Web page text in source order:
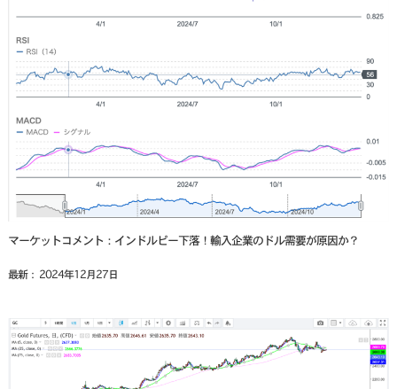
マーケットコメント：インドルピー下落！輸入企業のドル需要が原因か？
最新： 2024年12月27日